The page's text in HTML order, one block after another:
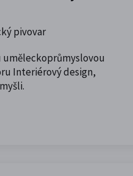
pivovar
uměleckoprůmyslovou
Interiérový design,